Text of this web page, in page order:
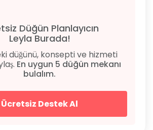
Düğün Planlayıcın
Leyla Burada!
düğünü, konsepti ve hizmeti
En uygun 5 düğün mekanı
bulalım.
Ücretsiz Destek Al